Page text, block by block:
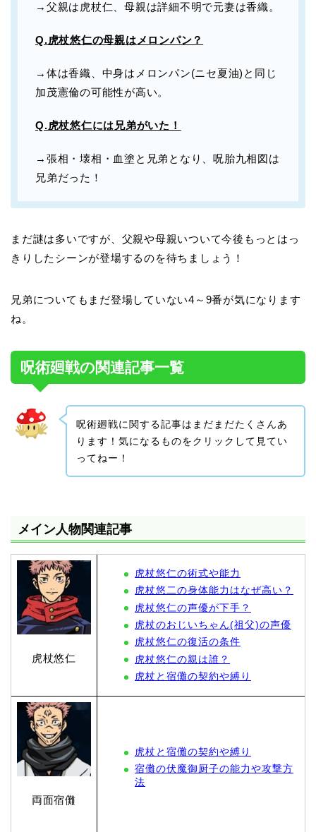
→父親は虎杖仁、母親は詳細不明で元妻は香織。
Q.虎杖悠仁の母親はメロンパン？
→体は香織、中身はメロンパン(ニセ夏油)と同じ
加茂憲倫の可能性が高い。
Q.虎杖悠仁には兄弟がいた！
→張相・壊相・血塗と兄弟となり、呪胎九相図は
兄弟だった！
まだ謎は多いですが、父親や母親いついて今後もっとはっ
きりしたシーンが登場するのを待ちましょう！
兄弟についてもまだ登場していない4～9番が気になります
ね。
呪術廻戦の関連記事一覧
呪術廻戦に関する記事はまだまだたくさんあ
ります！気になるものをクリックして見てい
ってねー！
メイン人物関連記事
虎杖悠仁
虎杖悠仁の術式や能力
虎杖悠二の身体能力はなぜ高い？
虎杖悠仁の声優が下手？
虎杖のおじいちゃん(祖父)の声優
虎杖悠仁の復活の条件
虎杖悠仁の親は誰？
虎杖と宿儺の契約や縛り
両面宿儺
虎杖と宿儺の契約や縛り
宿儺の伏魔御厨子の能力や攻撃方
法